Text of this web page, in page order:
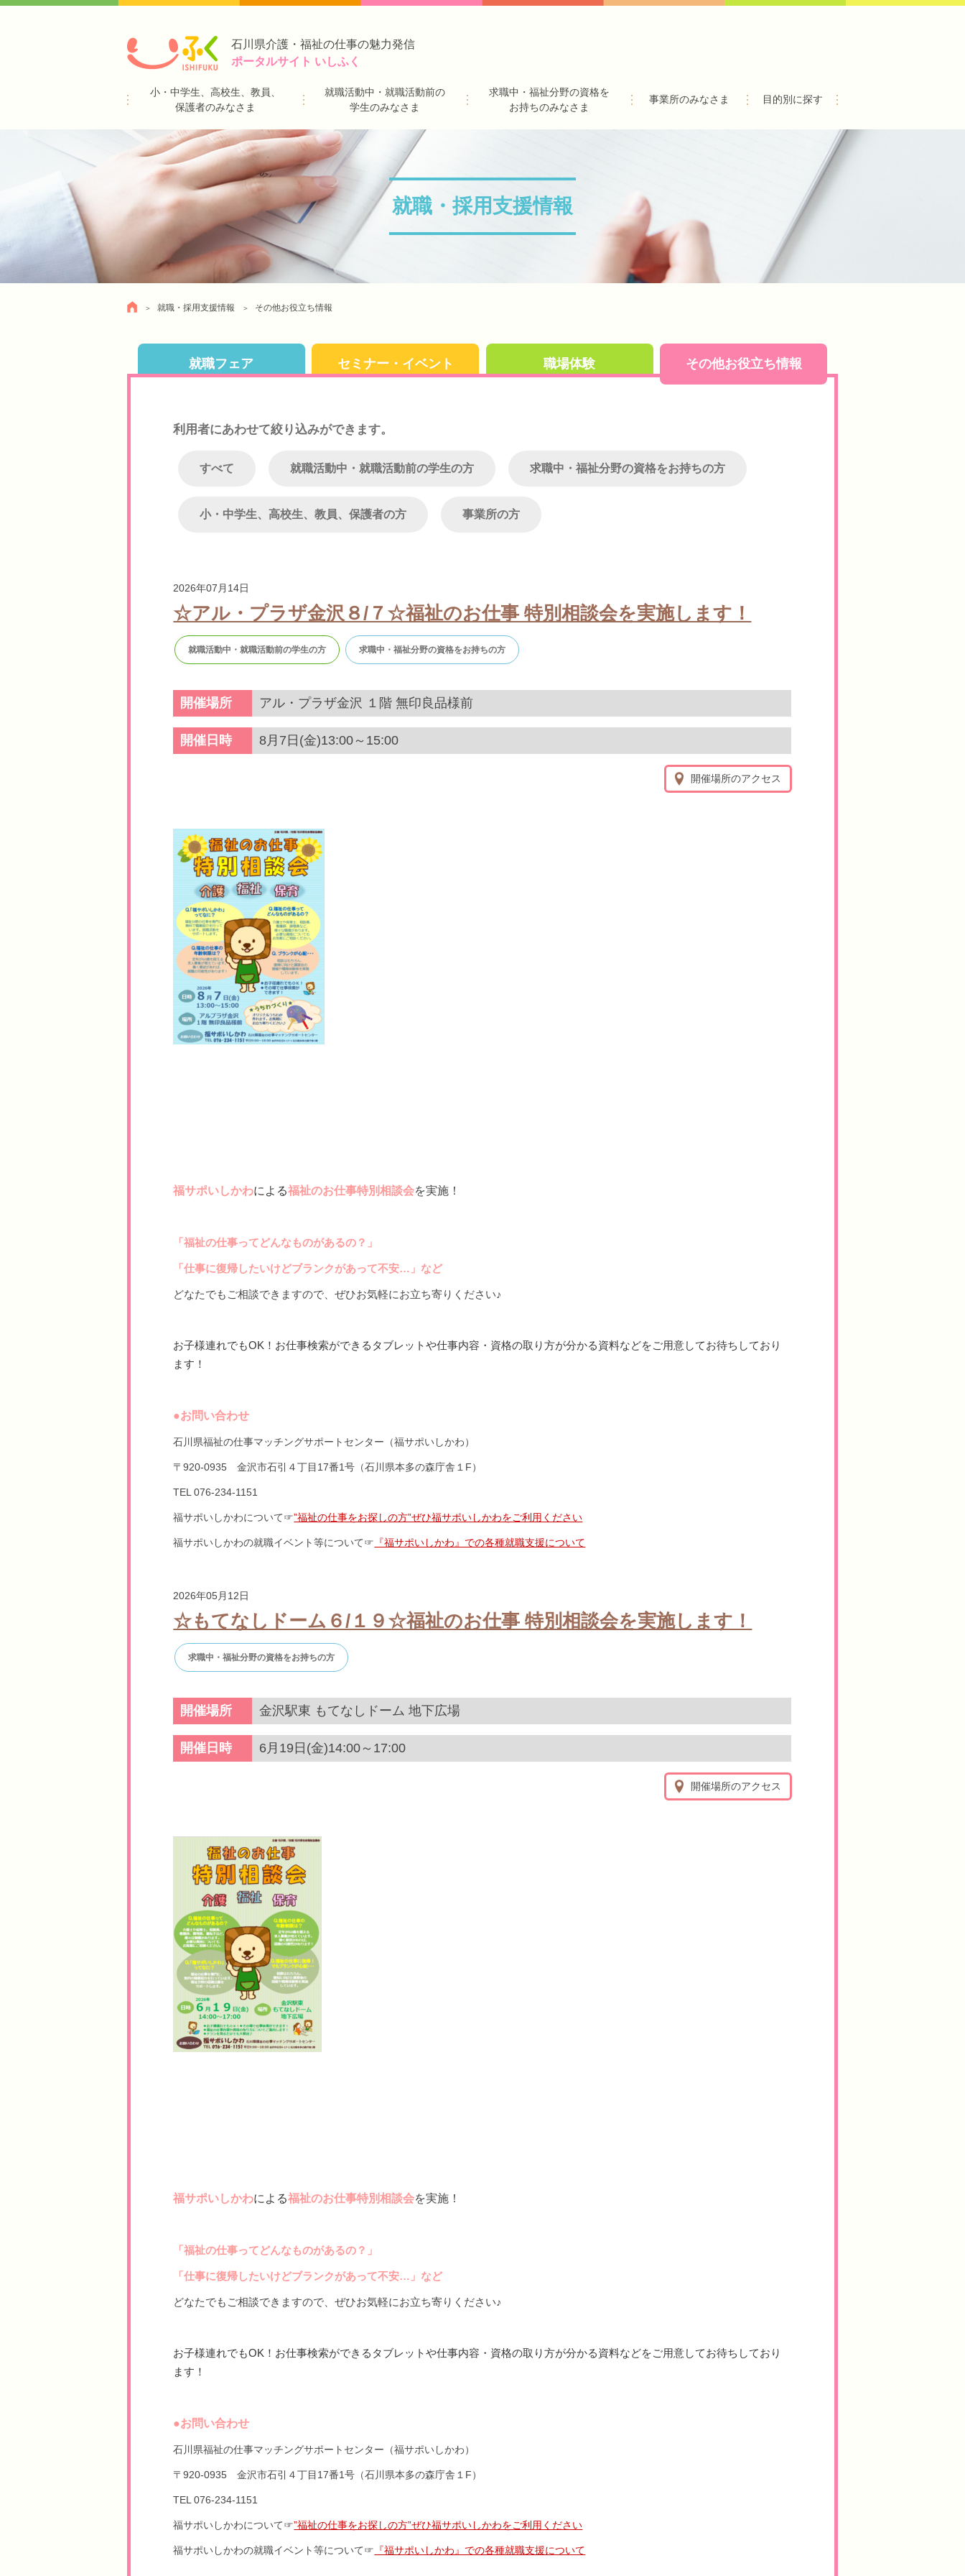
石川県介護・福祉の仕事の魅力発信
ポータルサイト いしふく
小・中学生、高校生、教員、
保護者のみなさま
就職活動中・就職活動前の
学生のみなさま
求職中・福祉分野の資格を
お持ちのみなさま
事業所のみなさま 目的別に探す
就職・採用支援情報
就職・採用支援情報 その他お役立ち情報
就職フェア セミナー・イベント 職場体験 その他お役立ち情報
利用者にあわせて絞り込みができます。
すべて 就職活動中・就職活動前の学生の方 求職中・福祉分野の資格をお持ちの方
小・中学生、高校生、教員、保護者の方 事業所の方
2026年07月14日
☆アル・プラザ金沢８/７☆福祉のお仕事 特別相談会を実施します！
就職活動中・就職活動前の学生の方 求職中・福祉分野の資格をお持ちの方
開催場所 アル・プラザ金沢 １階 無印良品様前
開催日時 8月7日(金)13:00～15:00
開催場所のアクセス
福サポいしかわによる福祉のお仕事特別相談会を実施！
「福祉の仕事ってどんなものがあるの？」
「仕事に復帰したいけどブランクがあって不安…」など
どなたでもご相談できますので、ぜひお気軽にお立ち寄りください♪
お子様連れでもOK！お仕事検索ができるタブレットや仕事内容・資格の取り方が分かる資料などをご用意してお待ちしており
ます！
●お問い合わせ
石川県福祉の仕事マッチングサポートセンター（福サポいしかわ）
〒920-0935 金沢市石引４丁目17番1号（石川県本多の森庁舎１F）
TEL 076-234-1151
福サポいしかわについて☞”福祉の仕事をお探しの方”ぜひ福サポいしかわをご利用ください
福サポいしかわの就職イベント等について☞ 『福サポいしかわ』での各種就職支援について
2026年05月12日
☆もてなしドーム６/１９☆福祉のお仕事 特別相談会を実施します！
求職中・福祉分野の資格をお持ちの方
開催場所 金沢駅東 もてなしドーム 地下広場
開催日時 6月19日(金)14:00～17:00
開催場所のアクセス
福サポいしかわによる福祉のお仕事特別相談会を実施！
「福祉の仕事ってどんなものがあるの？」
「仕事に復帰したいけどブランクがあって不安…」など
どなたでもご相談できますので、ぜひお気軽にお立ち寄りください♪
お子様連れでもOK！お仕事検索ができるタブレットや仕事内容・資格の取り方が分かる資料などをご用意してお待ちしており
ます！
●お問い合わせ
石川県福祉の仕事マッチングサポートセンター（福サポいしかわ）
〒920-0935 金沢市石引４丁目17番1号（石川県本多の森庁舎１F）
TEL 076-234-1151
福サポいしかわについて☞”福祉の仕事をお探しの方”ぜひ福サポいしかわをご利用ください
福サポいしかわの就職イベント等について☞ 『福サポいしかわ』での各種就職支援について